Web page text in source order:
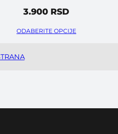
3.900 RSD
ODABERITE OPCIJE